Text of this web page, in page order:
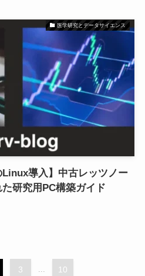
医学研究とデータサイエンス
Linux導入】中古レッツノー
研究用PC構築ガイド
3 ... 10